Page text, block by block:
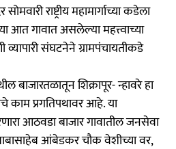
राष्ट्रीय महामार्गाच्या कडेला
आत गावात असलेल्या महत्त्वाच्या
व्यापारी संघटनेने ग्रामपंचायतीकडे
बाजारतळातून शिक्रापूर- न्हावरे हा
काम प्रगतिपथावर आहे. या
आठवडा बाजार गावातील जनसेवा
आंबेडकर चौक वेशीच्या वर,